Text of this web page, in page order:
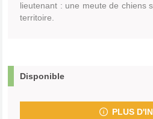
lieutenant : une meute de chiens
territoire.
Disponible
PLUS